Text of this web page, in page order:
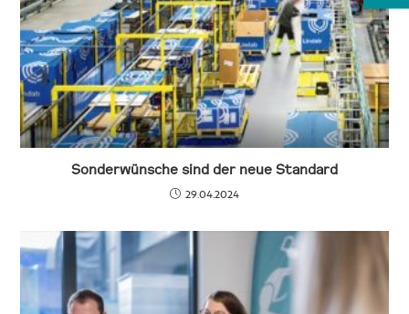
Sonderwünsche sind der neue Standard
29.04.2024